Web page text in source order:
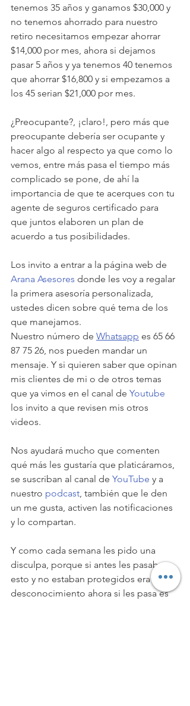
tenemos 35 años y ganamos $30,000 y
no tenemos ahorrado para nuestro
retiro necesitamos empezar ahorrar
$14,000 por mes, ahora si dejamos
pasar 5 años y ya tenemos 40 tenemos
que ahorrar $16,800 y si empezamos a
los 45 serian $21,000 por mes.
¿Preocupante?, ¡claro!, pero más que
preocupante debería ser ocupante y
hacer algo al respecto ya que como lo
vemos, entre más pasa el tiempo más
complicado se pone, de ahí la
importancia de que te acerques con tu
agente de seguros certificado para
que juntos elaboren un plan de
acuerdo a tus posibilidades.
Los invito a entrar a la página web de
Arana Asesores donde les voy a regalar
la primera asesoría personalizada,
ustedes dicen sobre qué tema de los
que manejamos.
Nuestro número de Whatsapp es 65 66
87 75 26, nos pueden mandar un
mensaje. Y si quieren saber que opinan
mis clientes de mi o de otros temas
que ya vimos en el canal de Youtube
los invito a que revisen mis otros
videos.
Nos ayudará mucho que comenten
qué más les gustaría que platicáramos,
se suscriban al canal de YouTube y a
nuestro podcast, también que le den
un me gusta, activen las notificaciones
y lo compartan.
Y como cada semana les pido una
disculpa, porque si antes les pasaba
esto y no estaban protegidos era por
desconocimiento ahora si les pasa es